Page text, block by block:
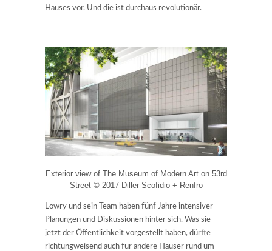
Hauses vor. Und die ist durchaus revolutionär.
Exterior view of The Museum of Modern Art on 53rd
Street © 2017 Diller Scofidio + Renfro
Lowry und sein Team haben fünf Jahre intensiver
Planungen und Diskussionen hinter sich. Was sie
jetzt der Öffentlichkeit vorgestellt haben, dürfte
richtungweisend auch für andere Häuser rund um